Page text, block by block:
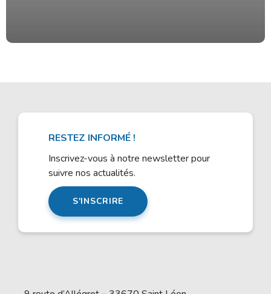
RESTEZ INFORMÉ !
Inscrivez-vous à notre newsletter pour
suivre nos actualités.
S'INSCRIRE